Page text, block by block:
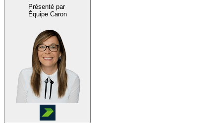
Présenté par
Équipe Caron